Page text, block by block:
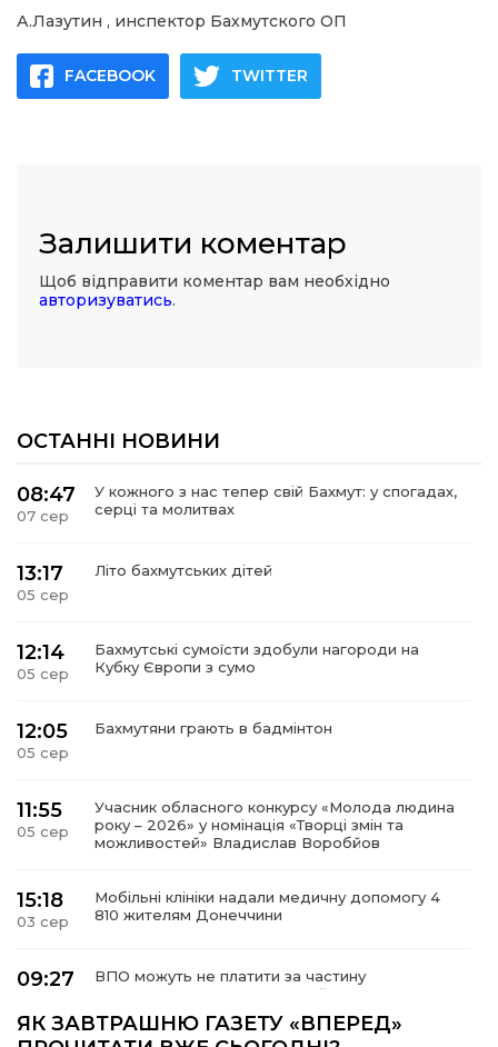
А.Лазутин , инспектор Бахмутского ОП
FACEBOOK TWITTER
Залишити коментар
Щоб відправити коментар вам необхідно
авторизуватись.
ОСТАННІ НОВИНИ
08:47
07 сер
У кожного з нас тепер свій Бахмут: у спогадах,
серці та молитвах
13:17
05 сер
Літо бахмутських дітей
12:14
05 сер
Бахмутські сумоїсти здобули нагороди на
Кубку Європи з сумо
12:05
05 сер
Бахмутяни грають в бадмінтон
11:55
05 сер
Учасник обласного конкурсу «Молода людина
року – 2026» у номінація «Творці змін та
можливостей» Владислав Воробйов
15:18
03 сер
Мобільні клініки надали медичну допомогу 4
810 жителям Донеччини
09:27
ВПО можуть не платити за частину
комунальних послуг: про що йдеться
ЯК ЗАВТРАШНЮ ГАЗЕТУ «ВПЕРЕД»